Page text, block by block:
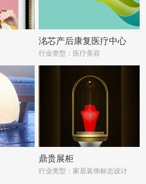
洺芯产后康复医疗中心
行业类型：医疗美容
鼎贵展柜
行业类型：家居装饰标志设计